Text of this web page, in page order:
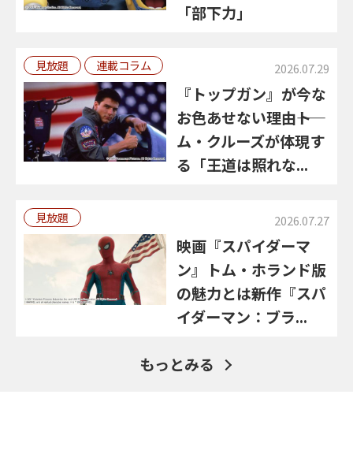
「部下力」
見放題 連載コラム 2026.07.29
『トップガン』が今な
お色あせない理由――ト
ム・クルーズが体現す
る「王道は照れな...
見放題 2026.07.27
映画『スパイダーマ
ン』トム・ホランド版
の魅力とは――新作『スパ
イダーマン：ブラ...
もっとみる